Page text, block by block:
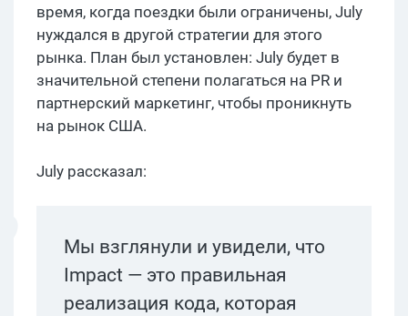
время, когда поездки были ограничены, July
нуждался в другой стратегии для этого
рынка. План был установлен: July будет в
значительной степени полагаться на PR и
партнерский маркетинг, чтобы проникнуть
на рынок США.
July рассказал:
Мы взглянули и увидели, что
Impact — это правильная
реализация кода, которая